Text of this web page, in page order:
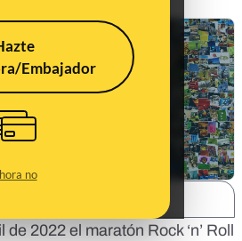
Embajador
no
de 2022 el maratón Rock ‘n’ Roll